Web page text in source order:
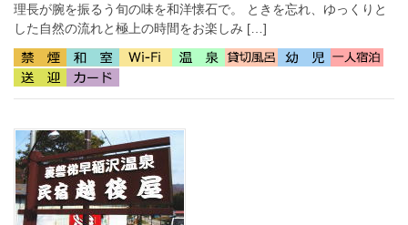
理長が腕を振るう旬の味を和洋懐石で。 ときを忘れ、ゆっくりと
した自然の流れと極上の時間をお楽しみ […]